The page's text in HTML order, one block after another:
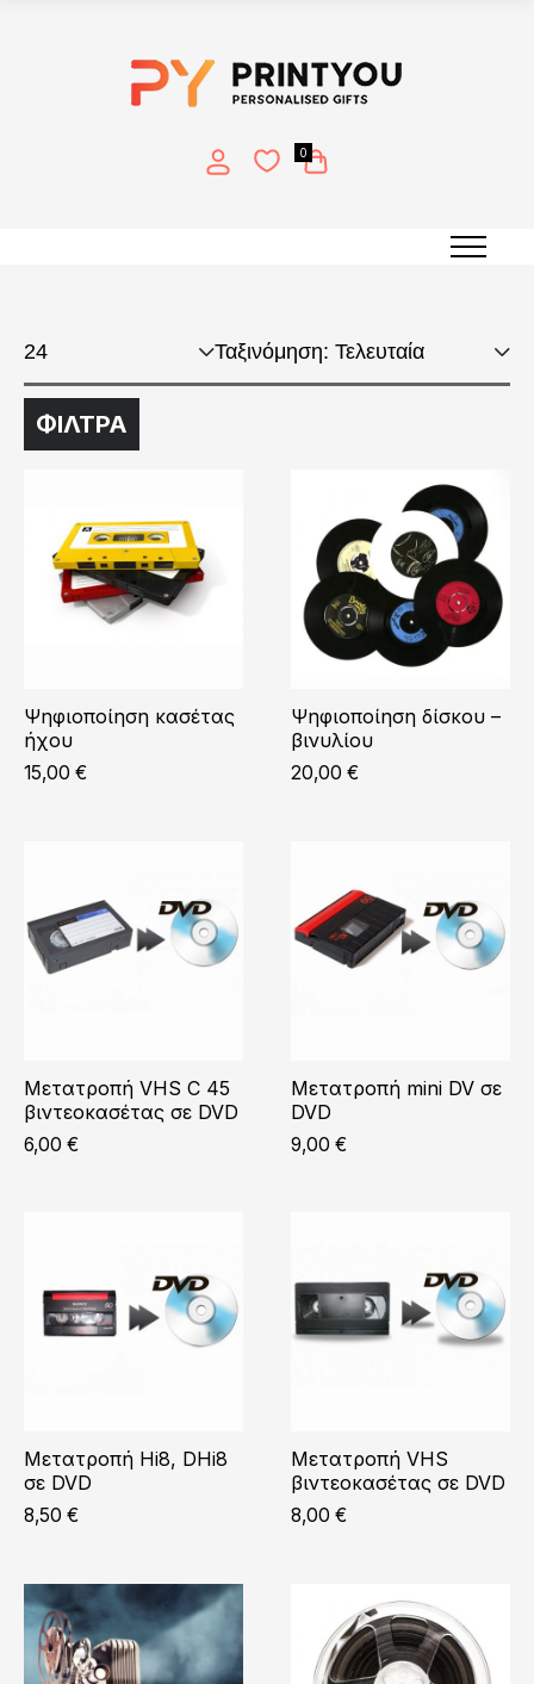
0
ΦΙΛΤΡΑ
Ψηφιοποίηση κασέτας
ήχου
15,00 €
Ψηφιοποίηση δίσκου –
βινυλίου
20,00 €
Μετατροπή VHS C 45
βιντεοκασέτας σε DVD
6,00 €
Μετατροπή mini DV σε
DVD
9,00 €
Μετατροπή Hi8, DHi8
σε DVD
8,50 €
Μετατροπή VHS
βιντεοκασέτας σε DVD
8,00 €